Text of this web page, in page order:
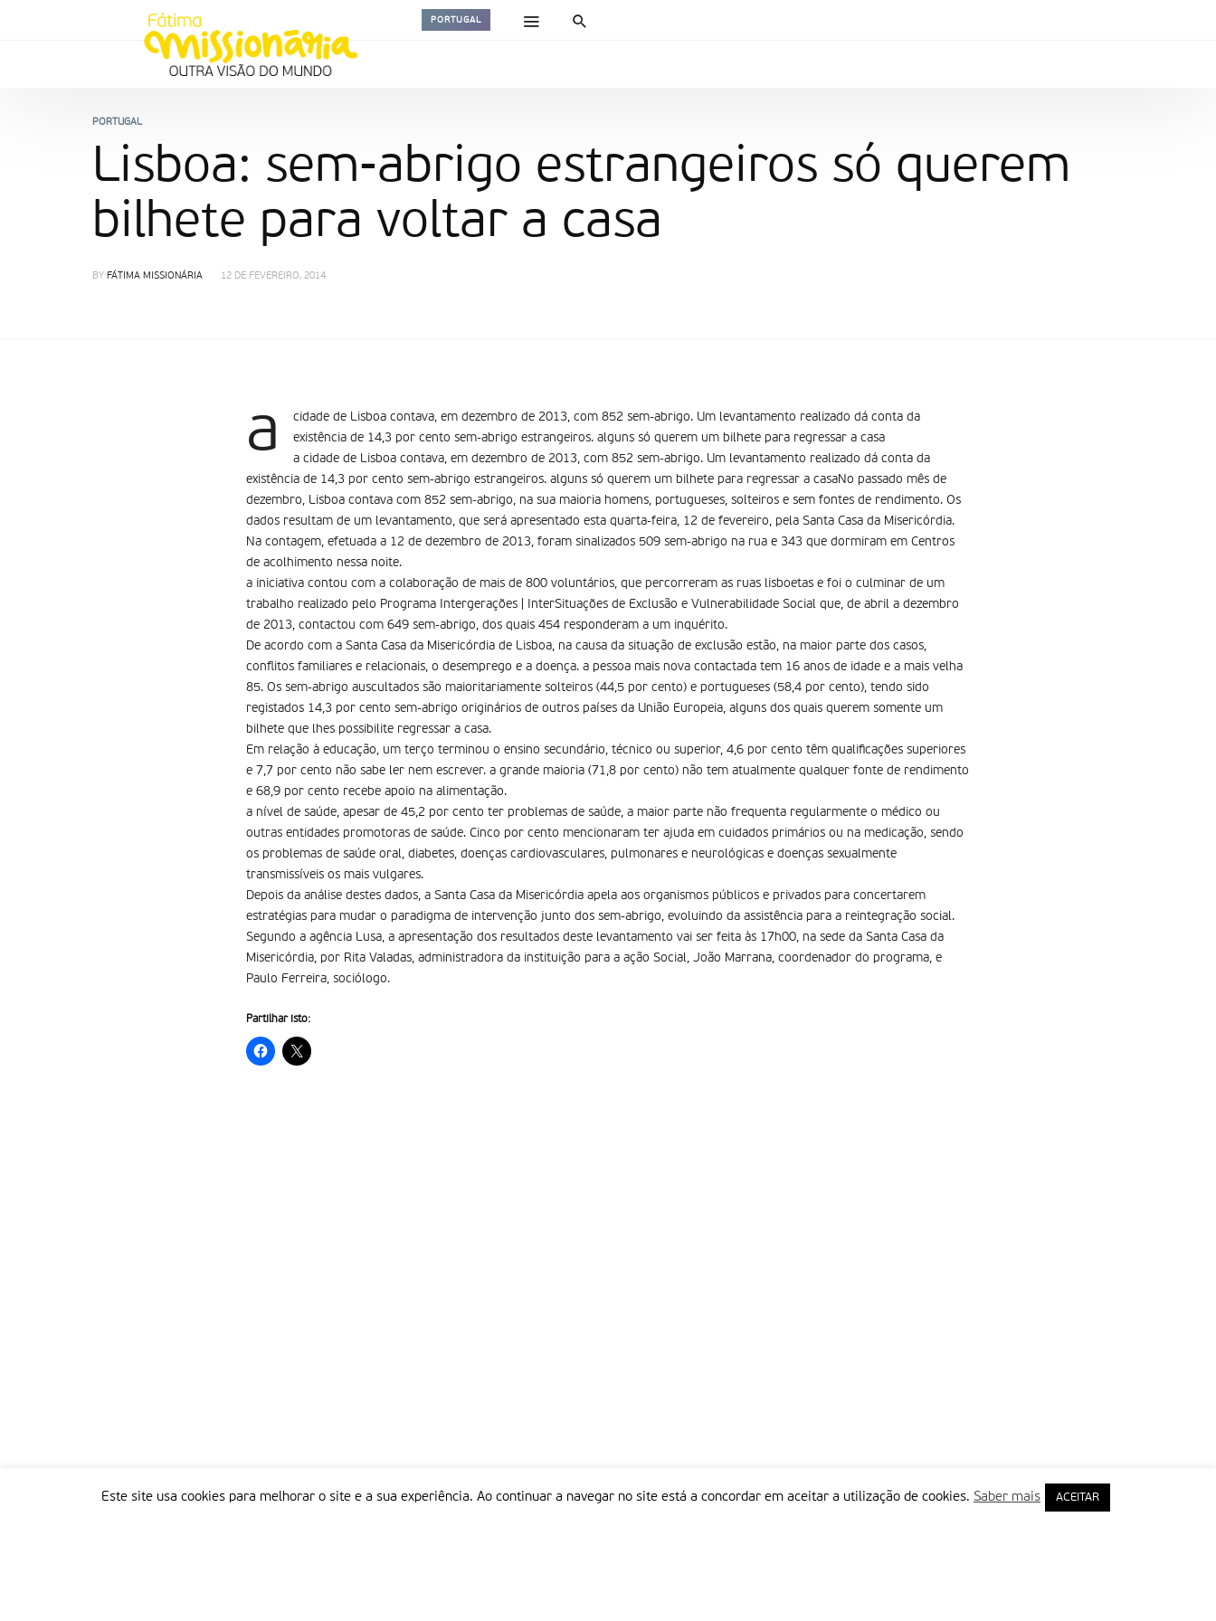
PORTUGAL
PORTUGAL
Lisboa: sem-abrigo estrangeiros só querem
bilhete para voltar a casa
BY FÁTIMA MISSIONÁRIA 12 DE FEVEREIRO, 2014
a
cidade de Lisboa contava, em dezembro de 2013, com 852 sem-abrigo. Um levantamento realizado dá conta da
existência de 14,3 por cento sem-abrigo estrangeiros. alguns só querem um bilhete para regressar a casa
a cidade de Lisboa contava, em dezembro de 2013, com 852 sem-abrigo. Um levantamento realizado dá conta da
existência de 14,3 por cento sem-abrigo estrangeiros. alguns só querem um bilhete para regressar a casaNo passado mês de
dezembro, Lisboa contava com 852 sem-abrigo, na sua maioria homens, portugueses, solteiros e sem fontes de rendimento. Os
dados resultam de um levantamento, que será apresentado esta quarta-feira, 12 de fevereiro, pela Santa Casa da Misericórdia.
Na contagem, efetuada a 12 de dezembro de 2013, foram sinalizados 509 sem-abrigo na rua e 343 que dormiram em Centros
de acolhimento nessa noite.
a iniciativa contou com a colaboração de mais de 800 voluntários, que percorreram as ruas lisboetas e foi o culminar de um
trabalho realizado pelo Programa Intergerações | InterSituações de Exclusão e Vulnerabilidade Social que, de abril a dezembro
de 2013, contactou com 649 sem-abrigo, dos quais 454 responderam a um inquérito.
De acordo com a Santa Casa da Misericórdia de Lisboa, na causa da situação de exclusão estão, na maior parte dos casos,
conflitos familiares e relacionais, o desemprego e a doença. a pessoa mais nova contactada tem 16 anos de idade e a mais velha
85. Os sem-abrigo auscultados são maioritariamente solteiros (44,5 por cento) e portugueses (58,4 por cento), tendo sido
registados 14,3 por cento sem-abrigo originários de outros países da União Europeia, alguns dos quais querem somente um
bilhete que lhes possibilite regressar a casa.
Em relação à educação, um terço terminou o ensino secundário, técnico ou superior, 4,6 por cento têm qualificações superiores
e 7,7 por cento não sabe ler nem escrever. a grande maioria (71,8 por cento) não tem atualmente qualquer fonte de rendimento
e 68,9 por cento recebe apoio na alimentação.
a nível de saúde, apesar de 45,2 por cento ter problemas de saúde, a maior parte não frequenta regularmente o médico ou
outras entidades promotoras de saúde. Cinco por cento mencionaram ter ajuda em cuidados primários ou na medicação, sendo
os problemas de saúde oral, diabetes, doenças cardiovasculares, pulmonares e neurológicas e doenças sexualmente
transmissíveis os mais vulgares.
Depois da análise destes dados, a Santa Casa da Misericórdia apela aos organismos públicos e privados para concertarem
estratégias para mudar o paradigma de intervenção junto dos sem-abrigo, evoluindo da assistência para a reintegração social.
Segundo a agência Lusa, a apresentação dos resultados deste levantamento vai ser feita às 17h00, na sede da Santa Casa da
Misericórdia, por Rita Valadas, administradora da instituição para a ação Social, João Marrana, coordenador do programa, e
Paulo Ferreira, sociólogo.
Partilhar isto:
Este site usa cookies para melhorar o site e a sua experiência. Ao continuar a navegar no site está a concordar em aceitar a utilização de cookies. Saber mais ACEITAR